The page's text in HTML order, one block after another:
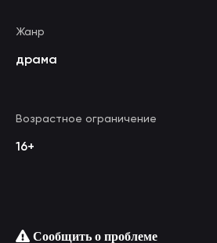
Жанр
драма
Возрастное ограничение
16+
Сообщить о проблеме